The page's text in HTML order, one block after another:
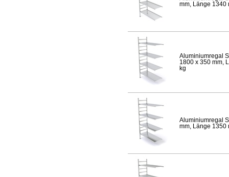
mm, Länge 1340
Aluminiumregal
1800 x 350 mm,
kg
Aluminiumregal
mm, Länge 1350